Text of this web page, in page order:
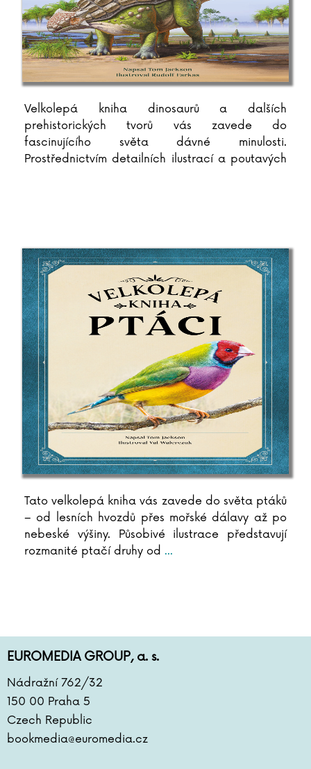
Velkolepá kniha dinosaurů a dalších
prehistorických tvorů vás zavede do
fascinujícího světa dávné minulosti.
Prostřednictvím detailních ilustrací a poutavých
Tato velkolepá kniha vás zavede do světa ptáků
– od lesních hvozdů přes mořské dálavy až po
nebeské výšiny. Působivé ilustrace představují
rozmanité ptačí druhy od ...
EUROMEDIA GROUP, a. s.
Nádražní 762/32
150 00 Praha 5
Czech Republic
bookmedia@euromedia.cz